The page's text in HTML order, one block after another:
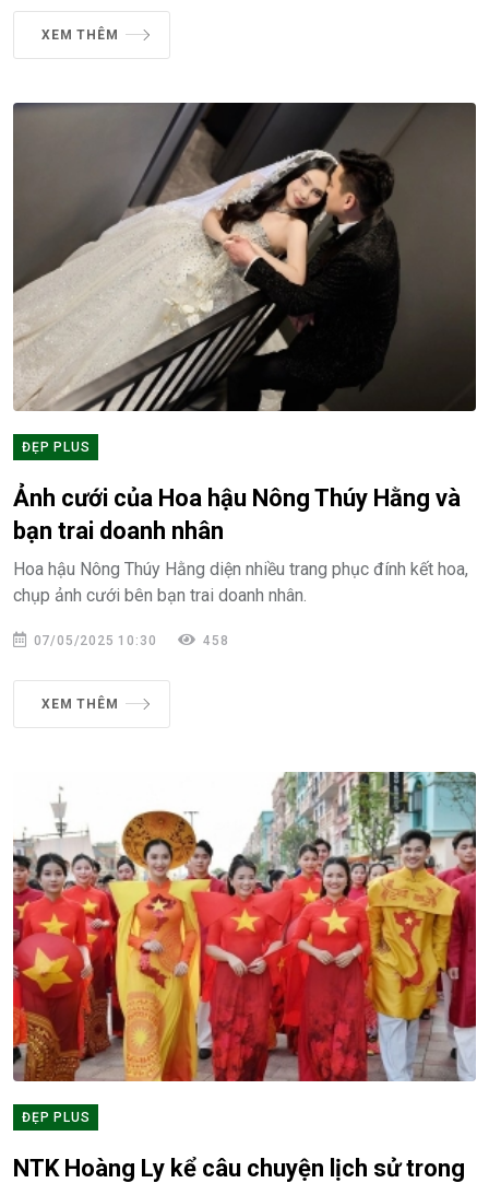
XEM THÊM
ĐẸP PLUS
Ảnh cưới của Hoa hậu Nông Thúy Hằng và
bạn trai doanh nhân
Hoa hậu Nông Thúy Hằng diện nhiều trang phục đính kết hoa,
chụp ảnh cưới bên bạn trai doanh nhân.
07/05/2025 10:30 458
XEM THÊM
ĐẸP PLUS
NTK Hoàng Ly kể câu chuyện lịch sử trong